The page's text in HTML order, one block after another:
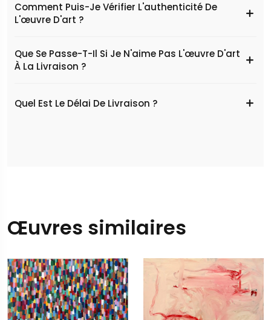
Comment Puis-Je Vérifier L'authenticité De
L'œuvre D'art ?
Que Se Passe-T-Il Si Je N'aime Pas L'œuvre D'art
À La Livraison ?
Quel Est Le Délai De Livraison ?
Œuvres similaires